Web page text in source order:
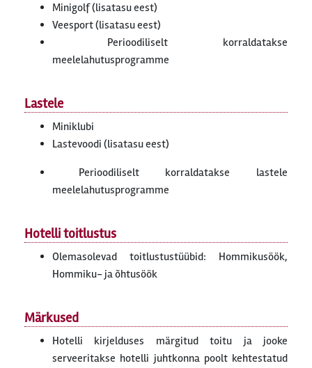
Minigolf (lisatasu eest)
Veesport (lisatasu eest)
Perioodiliselt korraldatakse
meelelahutusprogramme
Lastele
Miniklubi
Lastevoodi (lisatasu eest)
Perioodiliselt korraldatakse lastele
meelelahutusprogramme
Hotelli toitlustus
Olemasolevad toitlustustüübid: Hommikusöök,
Hommiku- ja õhtusöök
Märkused
Hotelli kirjelduses märgitud toitu ja jooke
serveeritakse hotelli juhtkonna poolt kehtestatud